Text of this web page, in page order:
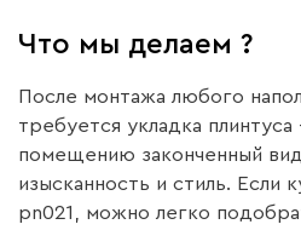
Что мы делаем ?
После монтажа любого
требуется укладка
помещению законченный
изысканность и стиль. Если
pn021, можно легко